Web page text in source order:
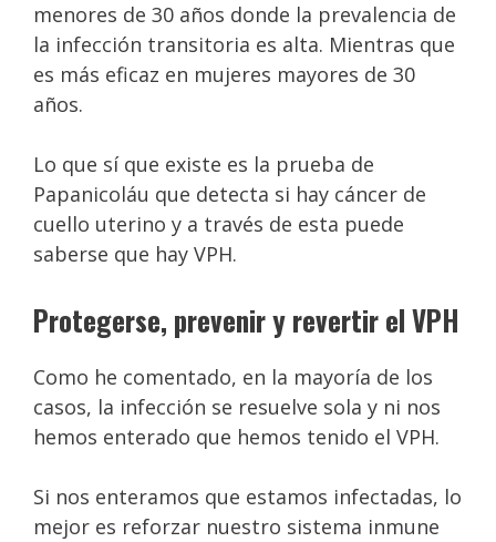
menores de 30 años donde la prevalencia de
la infección transitoria es alta. Mientras que
es más eficaz en mujeres mayores de 30
años.
Lo que sí que existe es la prueba de
Papanicoláu que detecta si hay cáncer de
cuello uterino y a través de esta puede
saberse que hay VPH.
Protegerse, prevenir y revertir el VPH
Como he comentado, en la mayoría de los
casos, la infección se resuelve sola y ni nos
hemos enterado que hemos tenido el VPH.
Si nos enteramos que estamos infectadas, lo
mejor es reforzar nuestro sistema inmune